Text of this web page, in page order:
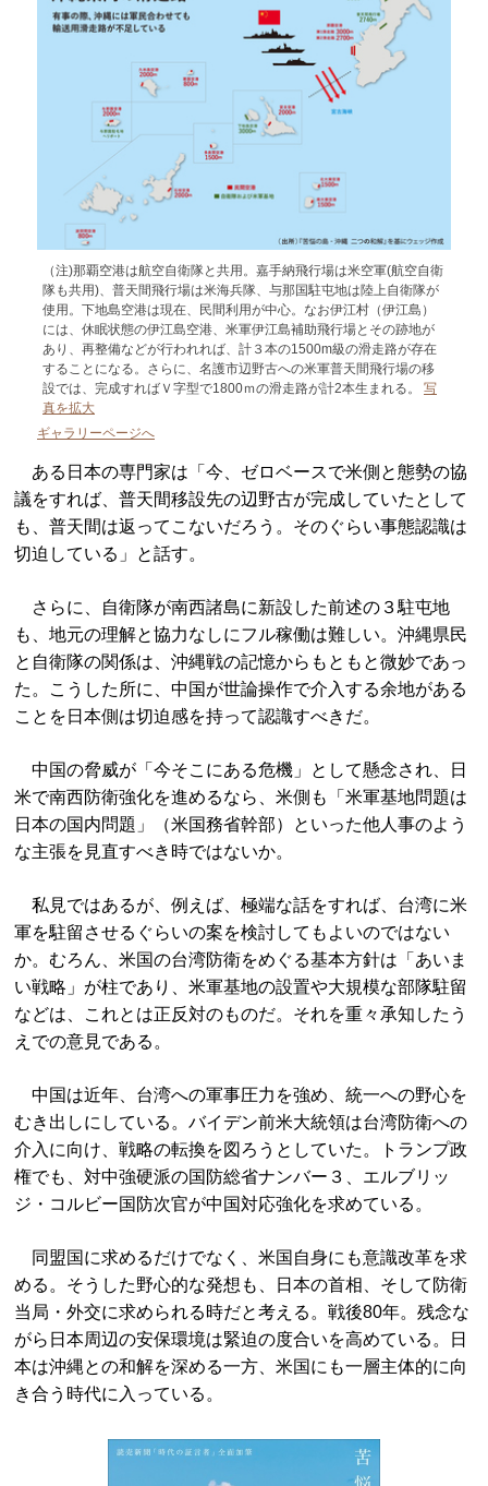
（注)那覇空港は航空自衛隊と共用。嘉手納飛行場は米空軍(航空自衛
隊も共用)、普天間飛行場は米海兵隊、与那国駐屯地は陸上自衛隊が
使用。下地島空港は現在、民間利用が中心。なお伊江村（伊江島）
には、休眠状態の伊江島空港、米軍伊江島補助飛行場とその跡地が
あり、再整備などが行われれば、計３本の1500m級の滑走路が存在
することになる。さらに、名護市辺野古への米軍普天間飛行場の移
設では、完成すればＶ字型で1800ｍの滑走路が計2本生まれる。 写
真を拡大
ギャラリーページへ
ある日本の専門家は「今、ゼロベースで米側と態勢の協
議をすれば、普天間移設先の辺野古が完成していたとして
も、普天間は返ってこないだろう。そのぐらい事態認識は
切迫している」と話す。
さらに、自衛隊が南西諸島に新設した前述の３駐屯地
も、地元の理解と協力なしにフル稼働は難しい。沖縄県民
と自衛隊の関係は、沖縄戦の記憶からもともと微妙であっ
た。こうした所に、中国が世論操作で介入する余地がある
ことを日本側は切迫感を持って認識すべきだ。
中国の脅威が「今そこにある危機」として懸念され、日
米で南西防衛強化を進めるなら、米側も「米軍基地問題は
日本の国内問題」（米国務省幹部）といった他人事のよう
な主張を見直すべき時ではないか。
私見ではあるが、例えば、極端な話をすれば、台湾に米
軍を駐留させるぐらいの案を検討してもよいのではない
か。むろん、米国の台湾防衛をめぐる基本方針は「あいま
い戦略」が柱であり、米軍基地の設置や大規模な部隊駐留
などは、これとは正反対のものだ。それを重々承知したう
えでの意見である。
中国は近年、台湾への軍事圧力を強め、統一への野心を
むき出しにしている。バイデン前米大統領は台湾防衛への
介入に向け、戦略の転換を図ろうとしていた。トランプ政
権でも、対中強硬派の国防総省ナンバー３、エルブリッ
ジ・コルビー国防次官が中国対応強化を求めている。
同盟国に求めるだけでなく、米国自身にも意識改革を求
める。そうした野心的な発想も、日本の首相、そして防衛
当局・外交に求められる時だと考える。戦後80年。残念な
がら日本周辺の安保環境は緊迫の度合いを高めている。日
本は沖縄との和解を深める一方、米国にも一層主体的に向
き合う時代に入っている。